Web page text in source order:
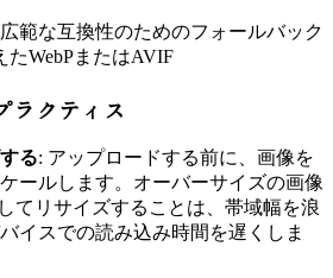
範な互換性のためのフォールバック
たWebPまたはAVIF
ラクティス
る: アップロードする前に、画像を
ールします。オーバーサイズの画像
てリサイズすることは、帯域幅を浪
イスでの読み込み時間を遅くしま